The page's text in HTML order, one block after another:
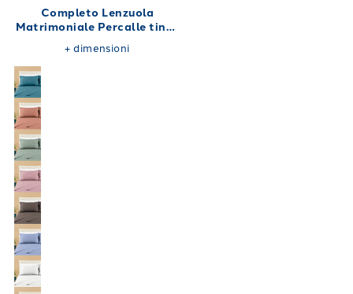
Completo Lenzuola
Matrimoniale Percalle tinta
unita 180X200
+dimensioni